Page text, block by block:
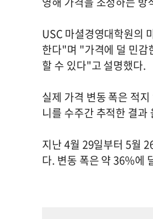
USC 마셜경영대학원의
한다"며 "가격에 덜 민감
할 수 있다"고 설명했다.
실제 가격 변동 폭은 적
니를 수주간 추적한 결
지난 4월 29일부터 5월
다. 변동 폭은 약 36%에